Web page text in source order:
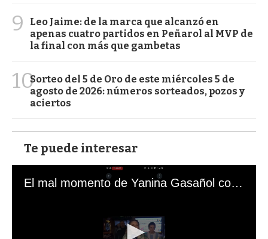
9
Leo Jaime: de la marca que alcanzó en
apenas cuatro partidos en Peñarol al MVP de
la final con más que gambetas
10Sorteo del 5 de Oro de este miércoles 5 de
agosto de 2026: números sorteados, pozos y
aciertos
Te puede interesar
El mal momento de Yanina Gasañol con un hincha argentino en "Subrayado"